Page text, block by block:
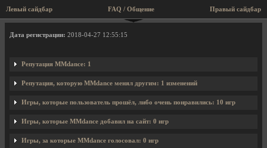
Левый сайдбар Правый сайдбар
FAQ / Общение
Профиль пользователя MMdance
Дата регистрации: 2018-04-27 12:55:15
Репутация MMdance: 1
Репутация, которую MMdance менял другим: 1 изменений
Игры, которые пользователь прошёл, либо очень понравились: 10 игр
Игры, которые MMdance добавил на сайт: 0 игр
Игры, за которые MMdance голосовал: 0 игр